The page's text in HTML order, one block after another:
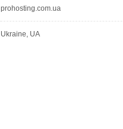
prohosting.com.ua
Ukraine, UA